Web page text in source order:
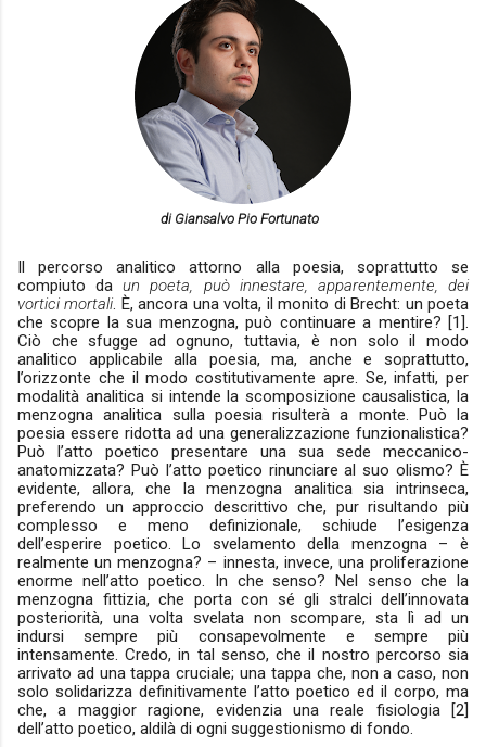
di Giansalvo Pio Fortunato
Il percorso analitico attorno alla poesia, soprattutto se
compiuto daun poeta, può innestare, apparentemente, dei
vortici mortali . È, ancora una volta, il monito di Brecht: un poeta
che scopre la sua menzogna, può continuare a mentire? [1].
Ciò che sfugge ad ognuno, tuttavia, è non solo il modo
analitico applicabile alla poesia, ma, anche e soprattutto,
l’orizzonte che il modo costitutivamente apre. Se, infatti, per
modalità analitica si intende la scomposizione causalistica, la
menzogna analitica sulla poesia risulterà a monte. Può la
poesia essere ridotta ad una generalizzazione funzionalistica?
Può l’atto poetico presentare una sua sede meccanico-
anatomizzata? Può l’atto poetico rinunciare al suo olismo? È
evidente, allora, che la menzogna analitica sia intrinseca,
preferendo un approccio descrittivo che, pur risultando più
complesso e meno definizionale, schiude l’esigenza
dell’esperire poetico. Lo svelamento della menzogna – è
realmente un menzogna? – innesta, invece, una proliferazione
enorme nell’atto poetico. In che senso? Nel senso che la
menzogna fittizia, che porta con sé gli stralci dell’innovata
posteriorità, una volta svelata non scompare, sta lì ad un
indursi sempre più consapevolmente e sempre più
intensamente. Credo, in tal senso, che il nostro percorso sia
arrivato ad una tappa cruciale; una tappa che, non a caso, non
solo solidarizza definitivamente l’atto poetico ed il corpo, ma
che, a maggior ragione, evidenzia una reale fisiologia [2]
dell’atto poetico, aldilà di ogni suggestionismo di fondo.